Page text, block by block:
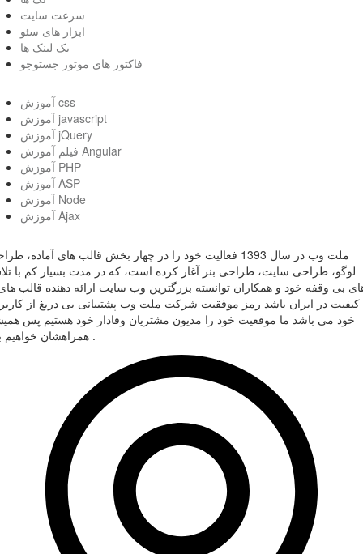
سرعت سایت
ابزار های سئو
بک لینک ها
فاکتور های موتور جستوجو
آموزش css
آموزش javascript
آموزش jQuery
فیلم آموزش Angular
آموزش PHP
آموزش ASP
آموزش Node
آموزش Ajax
ملت وب در سال 1393 فعالیت خود را در چهار بخش قالب های آماده،
لوگو، طراحی سایت، طراحی بنر آغاز کرده است، که در مدت بسیار کم با
بی وقفه خود و همکاران توانسته بزرگترین وب سایت ارائه دهنده قالب
کیفیت در ایران باشد رمز موفقیت شرکت ملت وب پشتیبانی بی دریغ از
خود می باشد ما موقعیت خود را مدیون مشتریان وفادار خود هستیم پس
همراهشان خواهیم بود .